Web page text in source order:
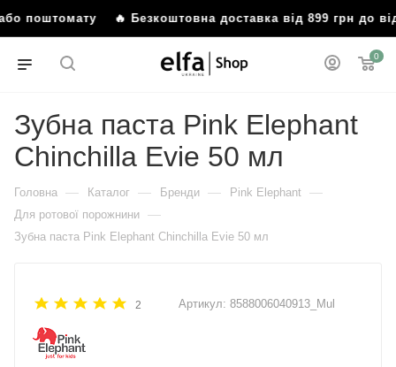
поштомату 🔥 Безкоштовна доставка від 899 грн до
0
Зубна паста Pink Elephant
Chinchilla Evie 50 мл
Головна — Каталог — Бренди — Pink Elephant —
Для ротової порожнини —
Зубна паста Pink Elephant Chinchilla Evie 50 мл
2 Артикул: 8588006040913_Mul